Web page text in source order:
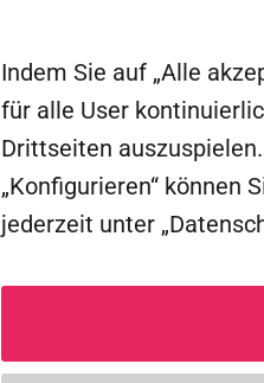
Indem Sie auf „Alle
für alle User
Drittseiten
„Konfigurieren“ können
jederzeit unter